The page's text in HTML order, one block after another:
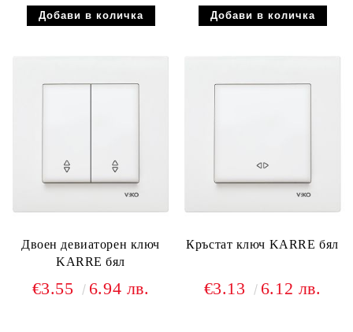
Двоен девиаторен ключ
KARRE бял
€3.55 6.94 лв.
Кръстат ключ KARRE бял
€3.13 6.12 лв.